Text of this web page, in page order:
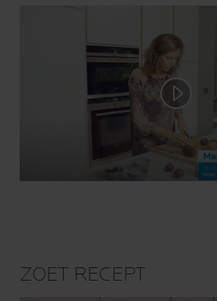
Play
ZOET RECEPT